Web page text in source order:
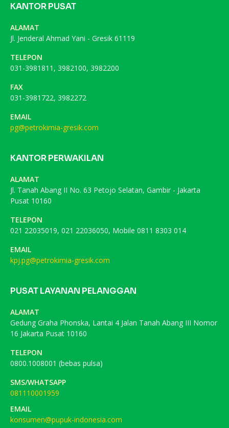
KANTOR PUSAT
ALAMAT
Jl. Jenderal Ahmad Yani - Gresik 61119
TELEPON
031-3981811, 3982100, 3982200
FAX
031-3981722, 3982272
EMAIL
pg@petrokimia-gresik.com
KANTOR PERWAKILAN
ALAMAT
Jl. Tanah Abang II No. 63 Petojo Selatan, Gambir - Jakarta
Pusat 10160
TELEPON
021 22035019, 021 22036050, Mobile 0811 8303 014
EMAIL
kpj.pg@petrokimia-gresik.com
PUSAT LAYANAN PELANGGAN
ALAMAT
Gedung Graha Phonska, Lantai 4 Jalan Tanah Abang III Nomor
16 Jakarta Pusat 10160
TELEPON
0800.1008001 (bebas pulsa)
SMS/WHATSAPP
081110001959
EMAIL
konsumen@pupuk-indonesia.com